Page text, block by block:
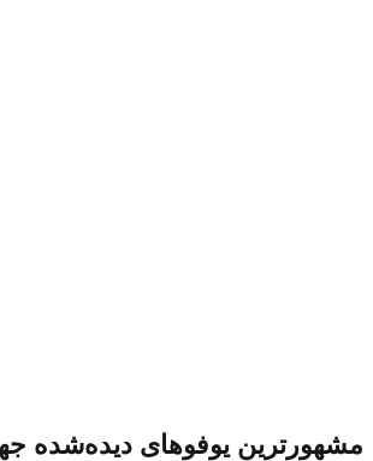
مشهورترین یوفوهای دیده‌شده